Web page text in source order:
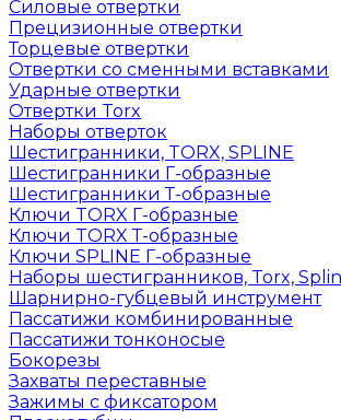
Силовые отвертки
Прецизионные отвертки
Торцевые отвертки
Отвертки со сменными вставками
Ударные отвертки
Отвертки Torx
Наборы отверток
Шестигранники, TORX, SPLINE
Шестигранники Г-образные
Шестигранники Т-образные
Ключи TORX Г-образные
Ключи TORX Т-образные
Ключи SPLINE Г-образные
Наборы шестигранников, Torx,
Шарнирно-губцевый инструмент
Пассатижи комбинированные
Пассатижи тонконосые
Бокорезы
Захваты переставные
Зажимы с фиксатором